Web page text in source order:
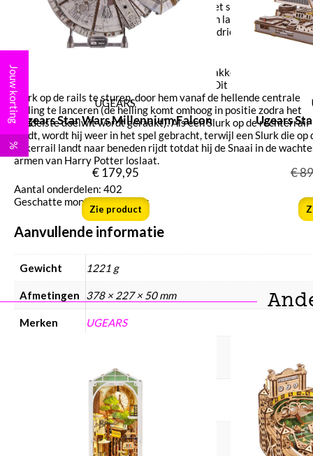
drukken). De Slurk komt dan weer terug in het spel. Verdedig je
ringen door te voorkomen dat de Slurk-ballen langs je flippers
anders verdwijnen ze uit het spel. Zodra alle drie Slurk-ballen
eigen ringen zijn gevallen, eindigt het spel.
De grootste uitdaging van het spel, en de ‘makkelijkste’ manier om
winnen, is het vangen van de Gouden Snaai. Dit kun je doen door
Slurk op de rails te sturen, door hem vanaf de hellende centrale
helling te lanceren (de helling komt omhoog in positie zodra het
middelste doelwit wordt geraakt). Als een Slurk op de rechterrail
landt, wordt hij weer in het spel gebracht, terwijl een Slurk die op
linkerrail landt naar beneden rijdt totdat hij de Snaai in de
armen van Harry Potter loslaat.
Aantal onderdelen: 402
Geschatte montagetijd: 9 uur
Aanvullende informatie
Gewicht 1221 g
Afmetingen 378 × 227 × 50 mm
Merken UGEARS
Film
Hout
UGEARS
Ugears Star Wars Millennium Falcon
€179,95
Zie product
Ugears
€
Jouw korting
%